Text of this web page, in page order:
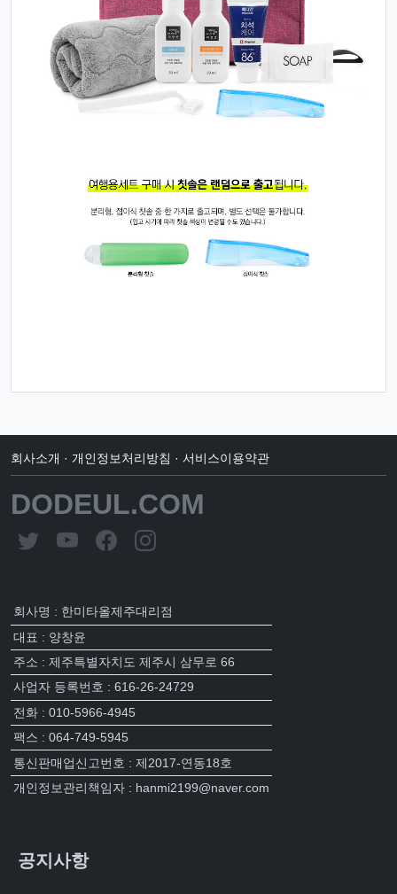
회사소개 · 개인정보처리방침 · 서비스이용약관
DODEUL.COM
회사명 : 한미타올제주대리점
대표 : 양창윤
주소 : 제주특별자치도 제주시 삼무로 66
사업자 등록번호 : 616-26-24729
전화 : 010-5966-4945
팩스 : 064-749-5945
통신판매업신고번호 : 제2017-연동18호
개인정보관리책임자 : hanmi2199@naver.com
공지사항